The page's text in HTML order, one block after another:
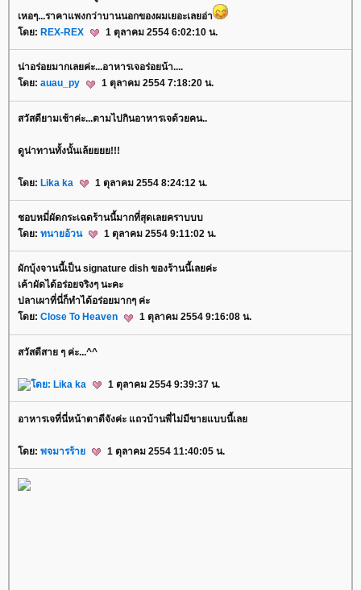
เหอๆ...ราคาแพงกว่าบานนอกของผมเยอะเลยอ่า
ดย: REX-REX 1 ตุลาคม 2554 6:02:10 น.
น่าอร่อยมากเลยค่ะ...อาหารเจอร่อยน้า....
ดย: auau_py 1 ตุลาคม 2554 7:18:20 น.
สวัสดียามเช้าค่ะ...ตามไปกินอาหารเจด้วยคน..
ดูน่าทานทั้งนั้นเล้ยยยย!!!
ดย: Lika ka 1 ตุลาคม 2554 8:24:12 น.
ชอบหมี่ผัดกระเฉดร้านนี้มากที่สุดเลยคราบบบ
ดย: ทนายอ้วน 1 ตุลาคม 2554 9:11:02 น.
ผักบุ้งจานนี้เป็น signature dish ของร้านนี้เลยค่ะ
เค้าผัดได้อร่อยจริงๆ นะคะ
ปลาเผาที่นี่ก็ทำได้อร่อยมากๆ ค่ะ
ดย: Close To Heaven 1 ตุลาคม 2554 9:16:08 น.
สวัสดีสาย ๆ ค่ะ...^^
ดย: Lika ka 1 ตุลาคม 2554 9:39:37 น.
อาหารเจที่นี่หน้าตาดีจังค่ะ แถวบ้านพี่ไม่มีขายแบบนี้เล
ดย: พจมารร้า 1 ตุลาคม 2554 11:40:05 น.